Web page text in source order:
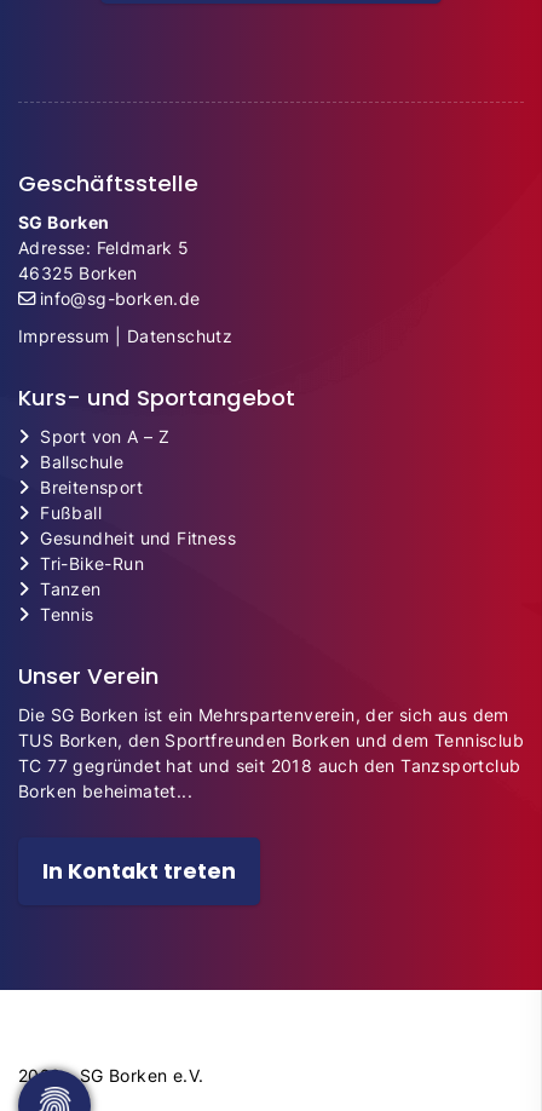
Geschäftsstelle
SG Borken
Adresse: Feldmark 5
46325 Borken
info@sg-borken.de
Impressum
Datenschutz
Kurs- und Sportangebot
Sport von A – Z
Ballschule
Breitensport
Fußball
Gesundheit und Fitness
Tri-Bike-Run
Tanzen
Tennis
Unser Verein
Die SG Borken ist ein Mehrspartenverein, der sich aus dem
TUS Borken, den Sportfreunden Borken und dem Tennisclub
TC 77 gegründet hat und seit 2018 auch den Tanzsportclub
Borken beheimatet...
In Kontakt treten
2026 - SG Borken e.V.